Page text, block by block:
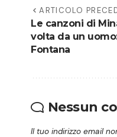
ARTICOLO
Le canzoni di
volta da un
Fontana
Nessun
Il tuo indirizzo email